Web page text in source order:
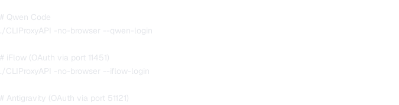
# Qwen Code
./CLIProxyAPI -no-browser --qwen-login
# iFlow (OAuth via port 11451)
./CLIProxyAPI -no-browser --iflow-login
# Antigravity (OAuth via port 51121)